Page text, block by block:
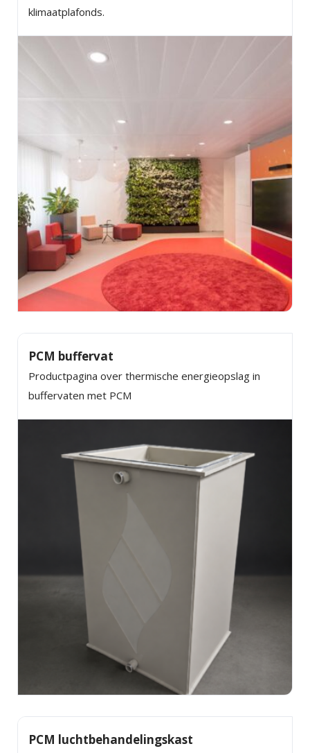
klimaatplafonds.
PCM buffervat
Productpagina over thermische energieopslag in
buffervaten met PCM
PCM luchtbehandelingskast